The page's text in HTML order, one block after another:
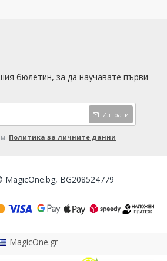
бюлетин, за да научавате първи
Изпрати
Политика за личните данни
MagicOne.bg, BG208524779
MagicOne.gr